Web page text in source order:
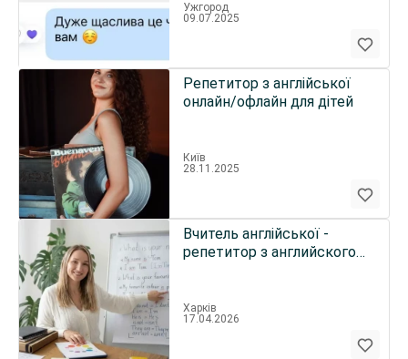
Ужгород
09.07.2025
Репетитор з англійської
онлайн/офлайн для дітей
Київ
28.11.2025
Вчитель англійської -
репетитор з английского
Харків
17.04.2026